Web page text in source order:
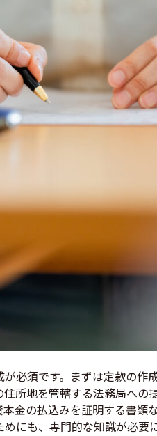
必須です。まずは定款の作
所地を管轄する法務局への
金の払込みを証明する書類
にも、専門的な知識が必要